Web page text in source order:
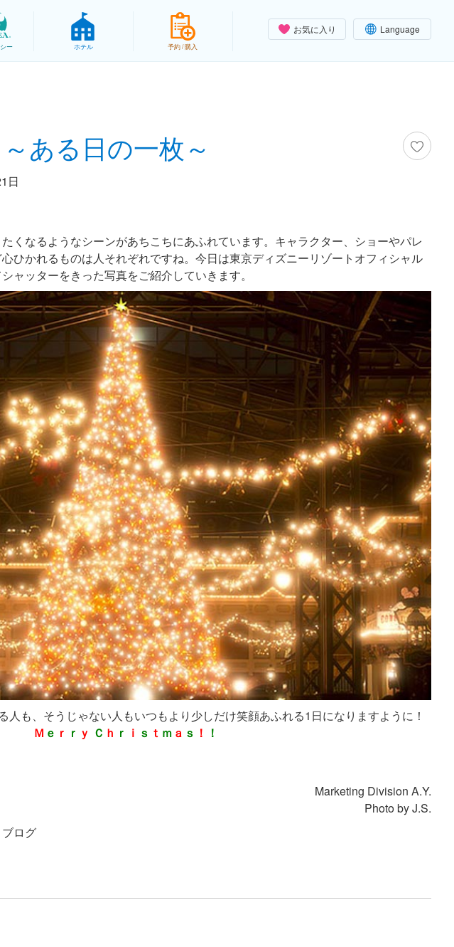
お気に入り Language
ー ホテル 予約 / 購入
ある日の一枚～
日
くなるようなシーンがあちこちにあふれています。キャラクター、ショーやパレ
ひかれるものは人それぞれですね。今日は東京ディズニーリゾートオフィシャル
ャッターをきった写真をご紹介していきます。
人も、そうじゃない人もいつもより少しだけ笑顔あふれる1日になりますように！
Ｍ ｅ ｒ ｒ ｙ Ｃ ｈ ｒ ｉ ｓ ｔ ｍ ａ ｓ ！ ！
Marketing Division A.Y.
Photo by J.S.
ログ